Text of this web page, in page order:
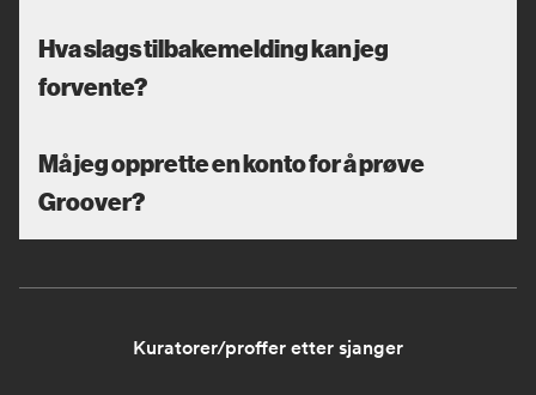
Hva slags tilbakemelding kan jeg
forvente?
Må jeg opprette en konto for å prøve
Groover?
Kuratorer/proffer etter sjanger